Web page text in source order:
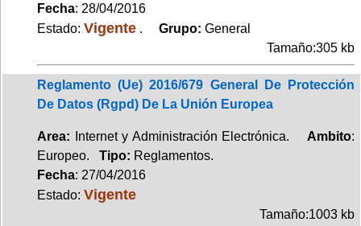
Fecha: 28/04/2016
Estado: Vigente . Grupo: General
Tamaño:305 kb
Reglamento (Ue) 2016/679 General De Protección
De Datos (Rgpd) De La Unión Europea
Area: Internet y Administración Electrónica. Ambito:
Europeo. Tipo: Reglamentos.
Fecha: 27/04/2016
Estado: Vigente
Tamaño:1003 kb